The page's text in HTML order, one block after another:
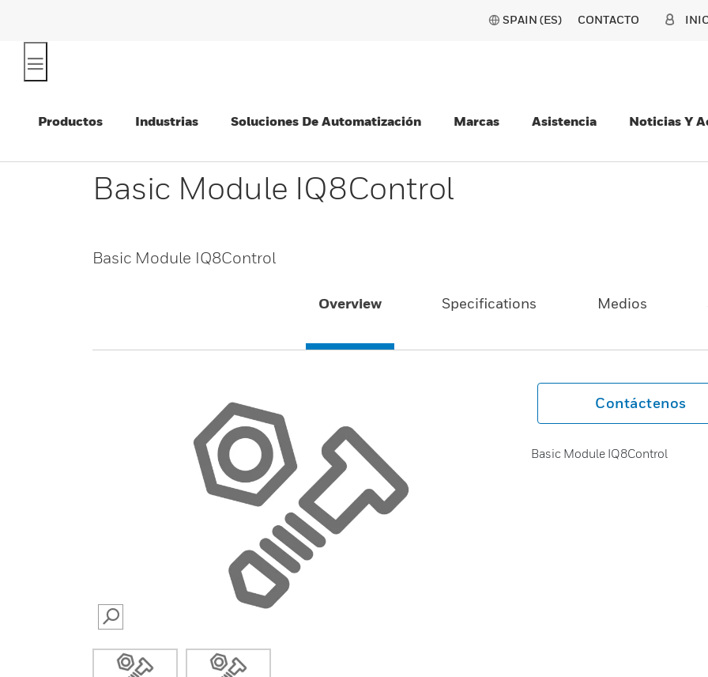
SPAIN (ES) CONTACTO
Productos Industrias Soluciones De Automatización Marcas Asistencia Noticias Y
Basic Module IQ8Control
Basic Module IQ8Control
Overview Specifications Medios
SEARCH
Contáctenos
Basic Module IQ8Control